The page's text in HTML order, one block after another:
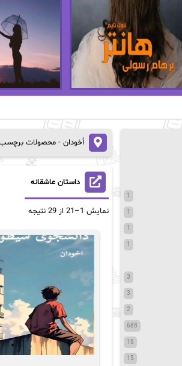
اُخودان - محصولات برچسب
داستان عاشقانه
نمایش 1–21 از 29 نتیجه
Sorted
1
1
1
1
3
3
2
688
18
15